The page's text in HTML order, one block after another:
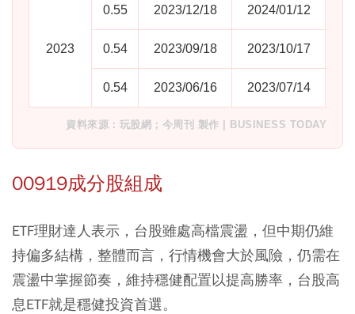
2023
0.55 2023/12/18 2024/01/12
0.54 2023/09/18 2023/10/17
0.54 2023/06/16 2023/07/14
資料來源：玩股網；今周刊 製作 | BUSINESS TODAY
00919成分股組成
ETF理財達人表示，台股雖處高檔震盪，但中期仍維
持偏多結構，整體而言，行情機會大於風險，仍需在
震盪中掌握節奏，維持穩健配置以提高勝率，台股高
息ETF就是穩健投資首選。